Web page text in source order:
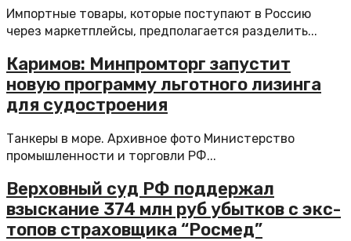
Импортные товары, которые поступают в Россию
через маркетплейсы, предполагается разделить...
Каримов: Минпромторг запустит
новую программу льготного лизинга
для судостроения
Танкеры в море. Архивное фото Министерство
промышленности и торговли РФ...
Верховный суд РФ поддержал
взыскание 374 млн руб убытков с экс-
топов страховщика “Росмед”